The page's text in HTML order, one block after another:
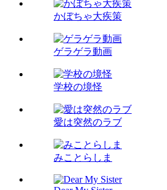
かぼちゃ大疾策
ゲラゲラ動画
学校の境怪
愛は突然のラブ
みことらしま